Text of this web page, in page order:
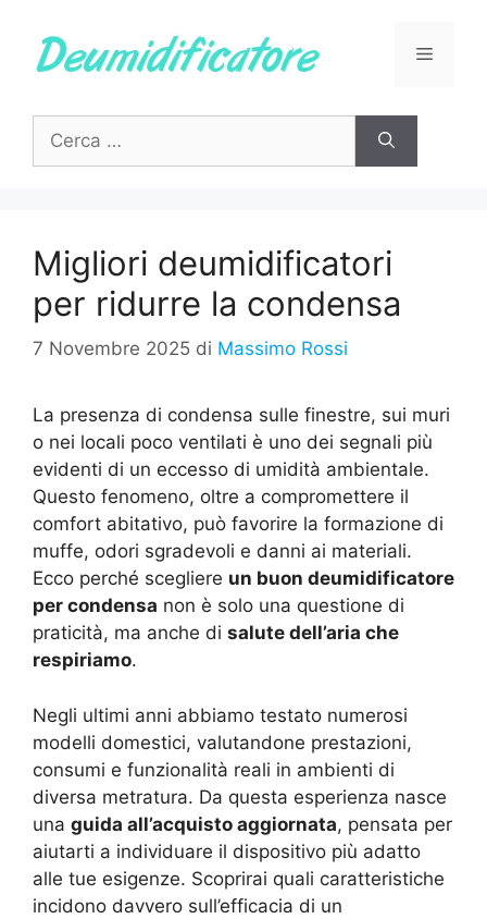
contenuto
Menu
per:
Migliori deumidificatori
per ridurre la condensa
7 Novembre 2025 di Massimo Rossi
La presenza di condensa sulle finestre, sui muri
o nei locali poco ventilati è uno dei segnali più
evidenti di un eccesso di umidità ambientale.
Questo fenomeno, oltre a compromettere il
comfort abitativo, può favorire la formazione di
muffe, odori sgradevoli e danni ai materiali.
Ecco perché scegliere un buon deumidificatore
per condensa non è solo una questione di
praticità, ma anche di salute dell’aria che
respiriamo.
Negli ultimi anni abbiamo testato numerosi
modelli domestici, valutandone prestazioni,
consumi e funzionalità reali in ambienti di
diversa metratura. Da questa esperienza nasce
una guida all’acquisto aggiornata, pensata per
aiutarti a individuare il dispositivo più adatto
alle tue esigenze. Scoprirai quali caratteristiche
incidono davvero sull’efficacia di un